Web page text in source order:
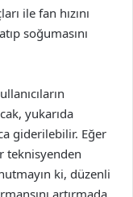
ile fan hızını
soğumasını
yukarıda
giderilebilir. Eğer
teknisyenden
ki, düzenli
artırmada